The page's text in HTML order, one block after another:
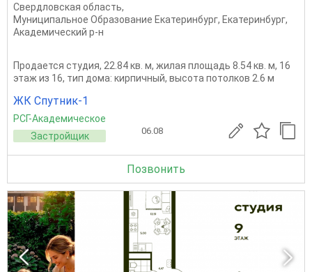
Свердловская область,
Муниципальное Образование Екатеринбург, Екатеринбург,
Академический р-н
Продается студия, 22.84 кв. м, жилая площадь 8.54 кв. м, 16
этаж из 16, тип дома: кирпичный, высота потолков 2.6 м
ЖК Спутник-1
РСГ-Академическое
Застройщик
06.08
Позвонить